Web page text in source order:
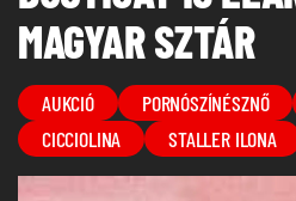
MAGYAR SZTÁR
AUKCIÓ PORNÓSZÍNÉSZNŐ
CICCIOLINA
STALLER ILONA